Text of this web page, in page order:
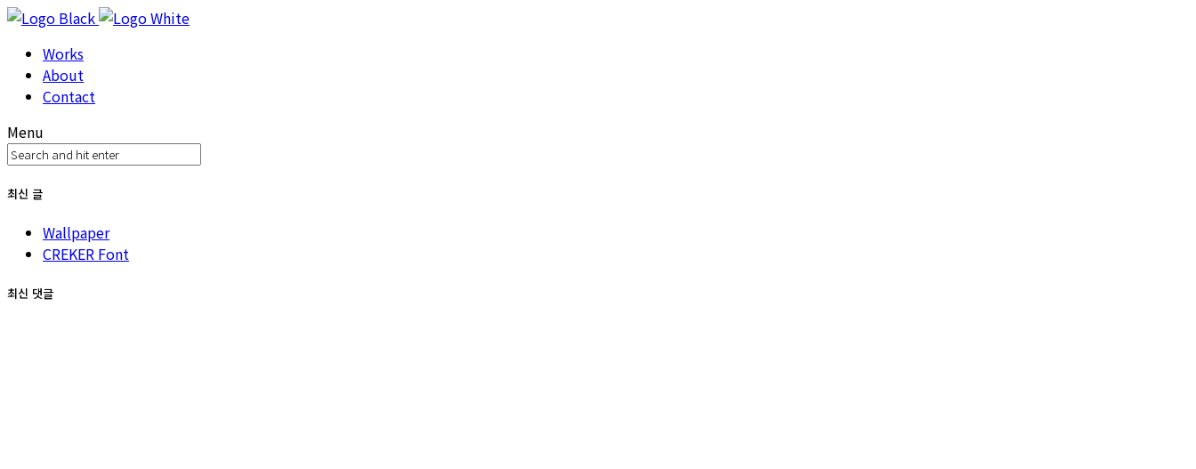
Works
About
Contact
Menu
최신 글
Wallpaper
CREKER Font
최신 댓글